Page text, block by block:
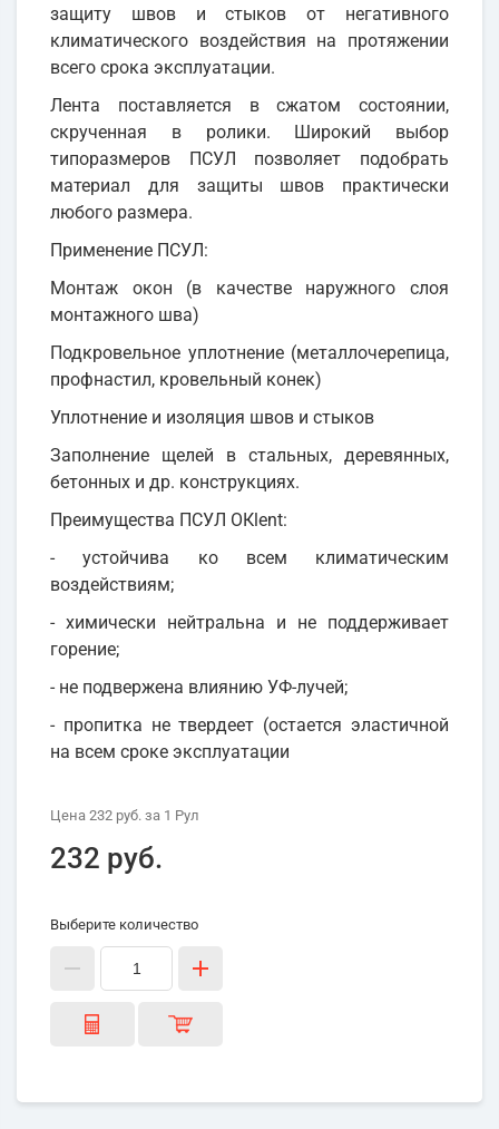
защиту швов и стыков от негативного
климатического воздействия на протяжении
всего срока эксплуатации.
Лента поставляется в сжатом состоянии,
скрученная в ролики. Широкий выбор
типоразмеров ПСУЛ позволяет подобрать
материал для защиты швов практически
любого размера.
Применение ПСУЛ:
Монтаж окон (в качестве наружного слоя
монтажного шва)
Подкровельное уплотнение (металлочерепица,
профнастил, кровельный конек)
Уплотнение и изоляция швов и стыков
Заполнение щелей в стальных, деревянных,
бетонных и др. конструкциях.
Преимущества ПСУЛ OКlent:
- устойчива ко всем климатическим
воздействиям;
- химически нейтральна и не поддерживает
горение;
- не подвержена влиянию УФ-лучей;
- пропитка не твердеет (остается эластичной
на всем сроке эксплуатации
Цена 232 руб. за 1 Рул
232 руб.
Выберите количество